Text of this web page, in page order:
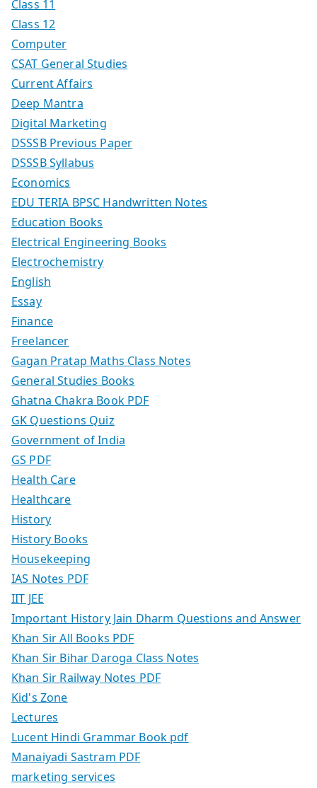
Class 11
Class 12
Computer
CSAT General Studies
Current Affairs
Deep Mantra
Digital Marketing
DSSSB Previous Paper
DSSSB Syllabus
Economics
EDU TERIA BPSC Handwritten Notes
Education Books
Electrical Engineering Books
Electrochemistry
English
Essay
Finance
Freelancer
Gagan Pratap Maths Class Notes
General Studies Books
Ghatna Chakra Book PDF
GK Questions Quiz
Government of India
GS PDF
Health Care
Healthcare
History
History Books
Housekeeping
IAS Notes PDF
IIT JEE
Important History Jain Dharm Questions and Answer
Khan Sir All Books PDF
Khan Sir Bihar Daroga Class Notes
Khan Sir Railway Notes PDF
Kid's Zone
Lectures
Lucent Hindi Grammar Book pdf
Manaiyadi Sastram PDF
marketing services